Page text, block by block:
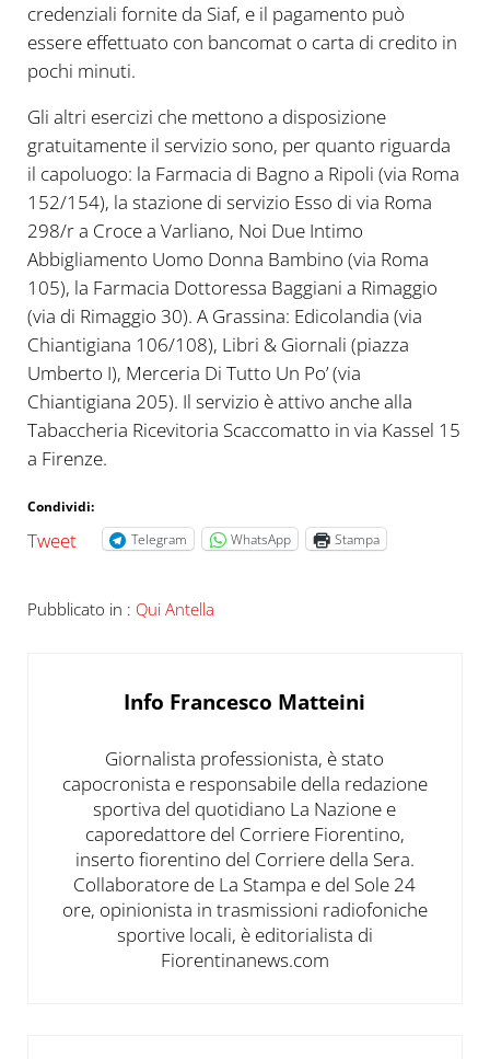
credenziali fornite da Siaf, e il pagamento può
essere effettuato con bancomat o carta di credito in
pochi minuti.
Gli altri esercizi che mettono a disposizione
gratuitamente il servizio sono, per quanto riguarda
il capoluogo: la Farmacia di Bagno a Ripoli (via Roma
152/154), la stazione di servizio Esso di via Roma
298/r a Croce a Varliano, Noi Due Intimo
Abbigliamento Uomo Donna Bambino (via Roma
105), la Farmacia Dottoressa Baggiani a Rimaggio
(via di Rimaggio 30). A Grassina: Edicolandia (via
Chiantigiana 106/108), Libri & Giornali (piazza
Umberto I), Merceria Di Tutto Un Po’ (via
Chiantigiana 205). Il servizio è attivo anche alla
Tabaccheria Ricevitoria Scaccomatto in via Kassel 15
a Firenze.
Condividi:
Tweet Telegram WhatsApp Stampa
Pubblicato in : Qui Antella
Info Francesco Matteini
Giornalista professionista, è stato
capocronista e responsabile della redazione
sportiva del quotidiano La Nazione e
caporedattore del Corriere Fiorentino,
inserto fiorentino del Corriere della Sera.
Collaboratore de La Stampa e del Sole 24
ore, opinionista in trasmissioni radiofoniche
sportive locali, è editorialista di
Fiorentinanews.com